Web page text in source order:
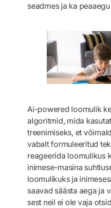
seadmes ja ka
Ai-powered loomulik
algoritmid, mida
treenimiseks, et
vabalt formuleeritud
reageerida loomulikus
inimese-masina
loomulikuks ja
saavad säästa aega ja
sest neil ei ole vaja